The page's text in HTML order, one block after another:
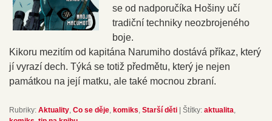
se od nadporučíka Hošiny učí
tradiční techniky neozbrojeného
boje.
Kikoru mezitím od kapitána Narumiho dostává příkaz, který
jí vyrazí dech. Týká se totiž předmětu, který je nejen
památkou na její matku, ale také mocnou zbraní.
Rubriky: Aktuality Co se děje komiks Starší děti | Štítky: aktualita